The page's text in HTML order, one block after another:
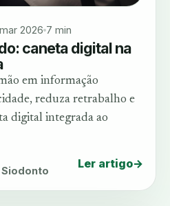
2026 7 min
caneta digital na
em informação
reduza retrabalho e
digital integrada ao
Ler artigo→